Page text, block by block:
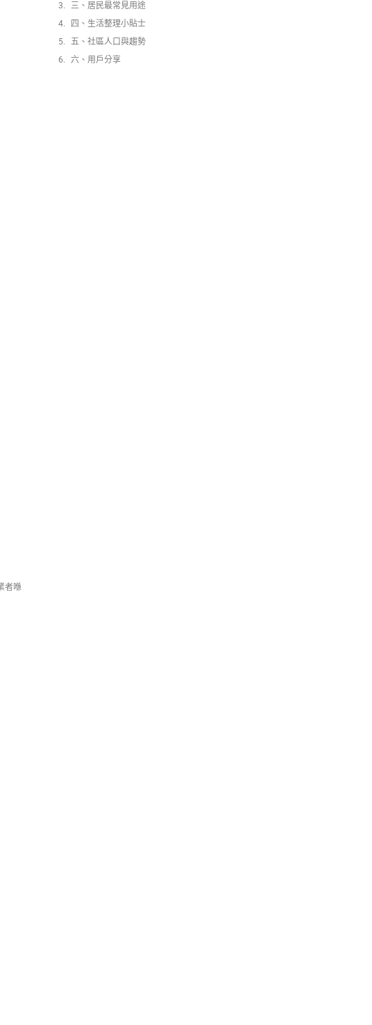
者喺
三、居民最常見用途
四、生活整理小貼士
五、社區人口與趨勢
六、用戶分享